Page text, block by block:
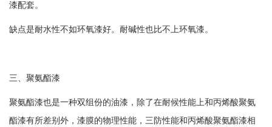
漆配套。
缺点是耐水性不如环氧漆好。耐碱性也比不上环氧漆。
三、聚氨酯漆
聚氨酯漆也是一种双组份的油漆，除了在耐候性能上和丙烯酸聚氨
酯漆有所差别外，漆膜的物理性能，三防性能和丙烯酸聚氨酯漆相